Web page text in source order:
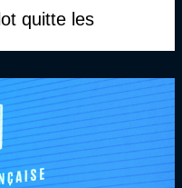
quitte les